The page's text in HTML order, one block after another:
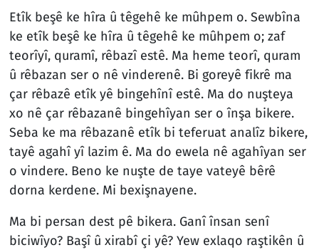
Etîk beşê ke hîra û têgehê ke mûhpem o. Sewbîna
ke etîk beşê ke hîra û têgehê ke mûhpem o; zaf
teorîyî, quramî, rêbazî estê. Ma heme teorî, quram
û rêbazan ser o nê vinderenê. Bi goreyê fikrê ma
çar rêbazê etîk yê bingehînî estê. Ma do nuşteya
xo nê çar rêbazanê bingehîyan ser o înşa bikere.
Seba ke ma rêbazanê etîk bi teferuat analîz bikere,
tayê agahî yî lazim ê. Ma do ewela nê agahîyan ser
o vindere. Beno ke nuşte de taye vateyê bêrê
dorna kerdene. Mi bexişnayene.
Ma bi persan dest pê bikera. Ganî însan senî
biciwîyo? Başî û xirabî çi yê? Yew exlaqo raştikên û